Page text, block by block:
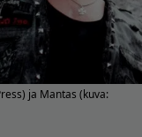
ja Mantas (kuva: